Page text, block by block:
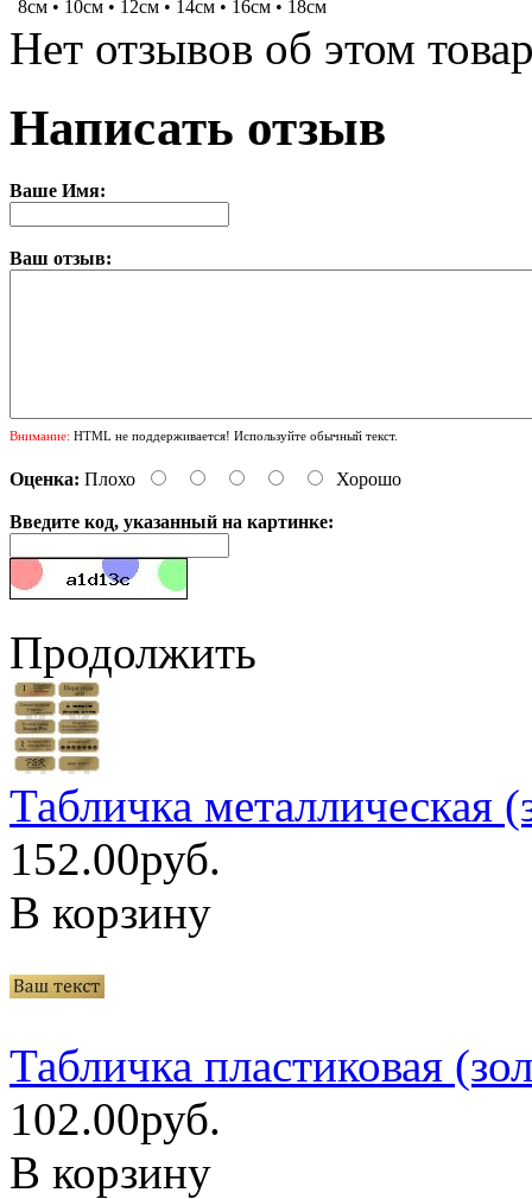
8см • 10см • 12см • 14см • 16см • 18см
Нет отзывов об этом
Написать отзыв
Ваше Имя:
Ваш отзыв:
Внимание: HTML не поддерживается! Используйте обычный текст.
Оценка: Плохо Хорошо
Введите код, указанный на картинке:
Продолжить
Табличка металлическая
152.00руб.
В корзину
Табличка пластиковая
102.00руб.
В корзину